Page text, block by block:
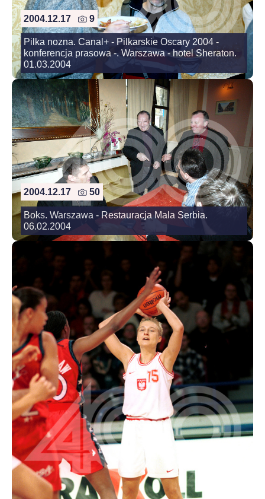
2004.12.17 9
Pilka nozna. Canal+ - Pilkarskie Oscary 2004 -
konferencja prasowa -. Warszawa - hotel Sheraton.
01.03.2004
2004.12.17 50
Boks. Warszawa - Restauracja Mala Serbia.
06.02.2004